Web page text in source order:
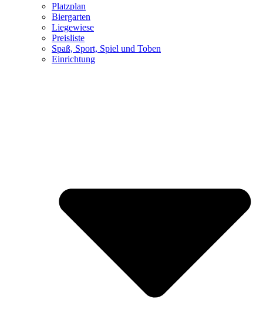
Platzplan
Biergarten
Liegewiese
Preisliste
Spaß, Sport, Spiel und Toben
Einrichtung